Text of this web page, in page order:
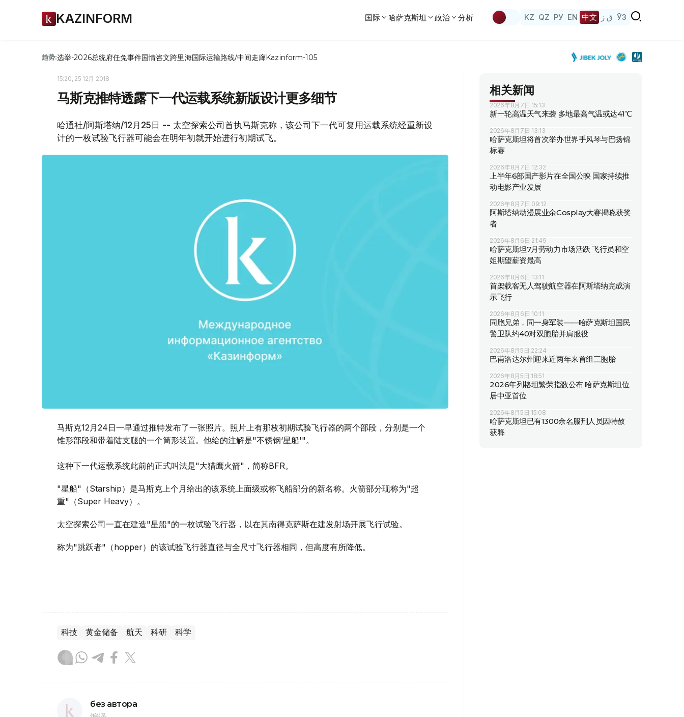
KAZINFORM 国际 哈萨克斯坦 政治 分析 KZ QZ РУ EN 中文 ق ز ЎЗ
趋势:选举-2026总统府任免事件国情咨文跨里海国际运输路线/中间走廊Kazinform-105
15:20, 25 12月 2018
马斯克推特透露下一代运载系统新版设计更多细节
哈通社/阿斯塔纳/12月25日 -- 太空探索公司首执马斯克称，该公司下一代可复用运载系统经重新设
计的一枚试验飞行器可能会在明年初就开始进行初期试飞。
马斯克12月24日一早通过推特发布了一张照片。照片上有那枚初期试验飞行器的两个部段，分别是一个
锥形部段和带着陆支腿的一个筒形装置。他给的注解是"不锈钢‘星船'"。
这种下一代运载系统此前的正式叫法是"大猎鹰火箭"，简称BFR。
"星船"（Starship）是马斯克上个月给出的该系统上面级或称飞船部分的新名称。火箭部分现称为"超
重"（Super Heavy）。
太空探索公司一直在建造"星船"的一枚试验飞行器，以在其南得克萨斯在建发射场开展飞行试验。
称为"跳跃者"（hopper）的该试验飞行器直径与全尺寸飞行器相同，但高度有所降低。
科技 黄金储备 航天 科研 科学
без автора
相关新闻
2026年8月7日 15:13
新一轮高温天气来袭 多地最高气温或达41℃
2026年8月7日 13:13
哈萨克斯坦将首次举办世界手风琴与巴扬锦
标赛
2026年8月7日 12:32
上半年6部国产影片在全国公映 国家持续推
动电影产业发展
2026年8月7日 09:12
阿斯塔纳动漫展业余Cosplay大赛揭晓获奖
者
2026年8月6日 21:49
哈萨克斯坦7月劳动力市场活跃 飞行员和空
姐期望薪资最高
2026年8月6日 13:11
首架载客无人驾驶航空器在阿斯塔纳完成演
示飞行
2026年8月6日 10:11
同胞兄弟，同一身军装——哈萨克斯坦国民
警卫队约40对双胞胎并肩服役
2026年8月5日 22:24
巴甫洛达尔州迎来近两年来首组三胞胎
2026年8月5日 18:51
2026年列格坦繁荣指数公布 哈萨克斯坦位
居中亚首位
2026年8月5日 15:08
哈萨克斯坦已有1300余名服刑人员因特赦
获释